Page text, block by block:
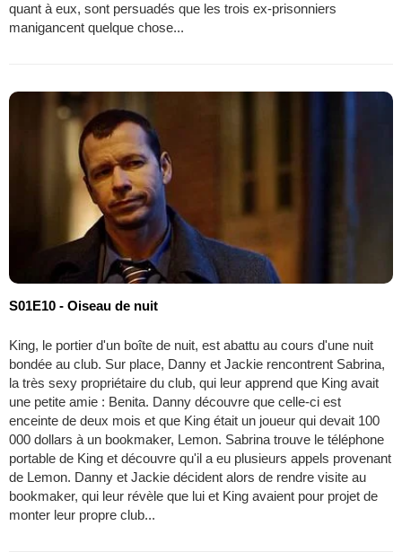
quant à eux, sont persuadés que les trois ex-prisonniers
manigancent quelque chose...
S01E10 - Oiseau de nuit
King, le portier d'un boîte de nuit, est abattu au cours d'une nuit
bondée au club. Sur place, Danny et Jackie rencontrent Sabrina,
la très sexy propriétaire du club, qui leur apprend que King avait
une petite amie : Benita. Danny découvre que celle-ci est
enceinte de deux mois et que King était un joueur qui devait 100
000 dollars à un bookmaker, Lemon. Sabrina trouve le téléphone
portable de King et découvre qu'il a eu plusieurs appels provenant
de Lemon. Danny et Jackie décident alors de rendre visite au
bookmaker, qui leur révèle que lui et King avaient pour projet de
monter leur propre club...